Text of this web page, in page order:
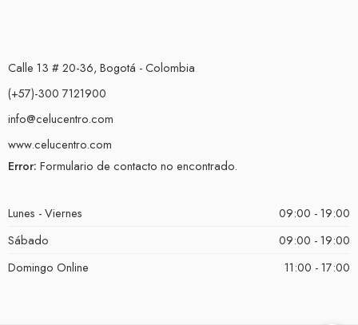
Calle 13 # 20-36, Bogotá - Colombia
(+57)-300 7121900
info@celucentro.com
www.celucentro.com
Error: Formulario de contacto no encontrado.
Lunes - Viernes
09:00 - 19:00
Sábado
09:00 - 19:00
Domingo Online
11:00 - 17:00